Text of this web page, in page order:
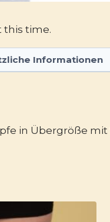
this time.
Informationen
in Übergröße mit